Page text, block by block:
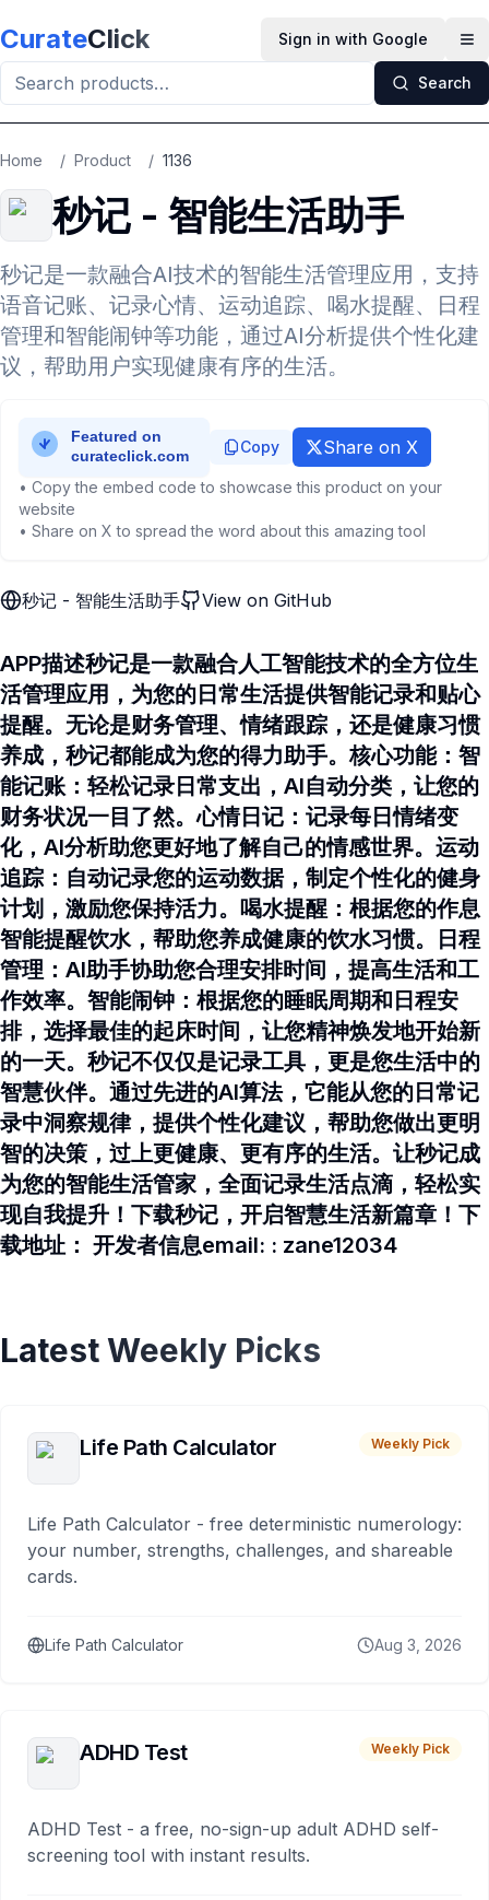
CurateClick Sign in with Google
Search
Home / Product / 1136
秒记 - 智能生活助手
秒记是一款融合AI技术的智能生活管理应用，支持
语音记账、记录心情、运动追踪、喝水提醒、日程
管理和智能闹钟等功能，通过AI分析提供个性化建
议，帮助用户实现健康有序的生活。
Copy Share on X
• Copy the embed code to showcase this product on your
website
• Share on X to spread the word about this amazing tool
秒记 - 智能生活助手 View on GitHub
APP描述秒记是一款融合人工智能技术的全方位生
活管理应用，为您的日常生活提供智能记录和贴心
提醒。无论是财务管理、情绪跟踪，还是健康习惯
养成，秒记都能成为您的得力助手。核心功能：智
能记账：轻松记录日常支出，AI自动分类，让您的
财务状况一目了然。心情日记：记录每日情绪变
化，AI分析助您更好地了解自己的情感世界。运动
追踪：自动记录您的运动数据，制定个性化的健身
计划，激励您保持活力。喝水提醒：根据您的作息
智能提醒饮水，帮助您养成健康的饮水习惯。日程
管理：AI助手协助您合理安排时间，提高生活和工
作效率。智能闹钟：根据您的睡眠周期和日程安
排，选择最佳的起床时间，让您精神焕发地开始新
的一天。秒记不仅仅是记录工具，更是您生活中的
智慧伙伴。通过先进的AI算法，它能从您的日常记
录中洞察规律，提供个性化建议，帮助您做出更明
智的决策，过上更健康、更有序的生活。让秒记成
为您的智能生活管家，全面记录生活点滴，轻松实
现自我提升！下载秒记，开启智慧生活新篇章！下
载地址： 开发者信息email: : zane12034
Latest Weekly Picks
Life Path Calculator Weekly Pick
Life Path Calculator - free deterministic numerology:
your number, strengths, challenges, and shareable
cards.
Life Path Calculator Aug 3, 2026
ADHD Test Weekly Pick
ADHD Test - a free, no-sign-up adult ADHD self-
screening tool with instant results.